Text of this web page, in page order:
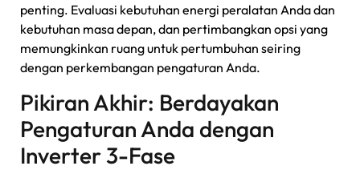
penting. Evaluasi kebutuhan energi peralatan Anda dan
kebutuhan masa depan, dan pertimbangkan opsi yang
memungkinkan ruang untuk pertumbuhan seiring
dengan perkembangan pengaturan Anda.
Pikiran Akhir: Berdayakan
Pengaturan Anda dengan
Inverter 3-Fase